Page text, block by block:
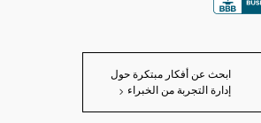
ابحث عن أفكار مبتكرة حول
إدارة التجربة من الخبراء